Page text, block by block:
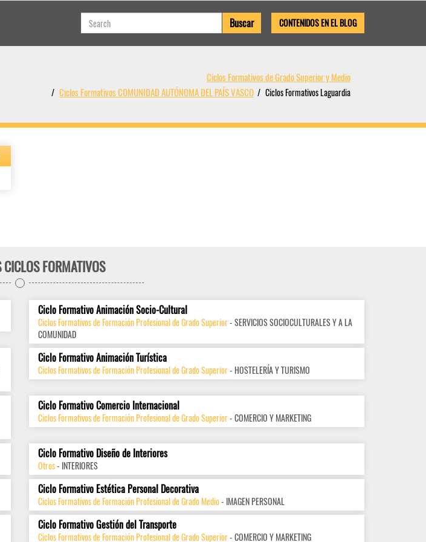
CONTENIDOS EN EL BLOG
Ciclos Formativos de Grado Superior y Medio
Ciclos Formativos COMUNIDAD AUTÓNOMA DEL PAÍS VASCO
Ciclos Formativos Laguardia
CICLOS FORMATIVOS
Ciclo Formativo Animación Socio-Cultural
Ciclos Formativos de Formación Profesional de Grado Superior- SERVICIOS SOCIOCULTURALES Y A LA
COMUNIDAD
Ciclo Formativo Animación Turística
Ciclos Formativos de Formación Profesional de Grado Superior- HOSTELERÍA Y TURISMO
Ciclo Formativo Comercio Internacional
Ciclos Formativos de Formación Profesional de Grado Superior- COMERCIO Y MARKETING
Ciclo Formativo Diseño de Interiores
Otros- INTERIORES
Ciclo Formativo Estética Personal Decorativa
Ciclos Formativos de Formación Profesional de Grado Medio- IMAGEN PERSONAL
Ciclo Formativo Gestión del Transporte
Ciclos Formativos de Formación Profesional de Grado Superior- COMERCIO Y MARKETING